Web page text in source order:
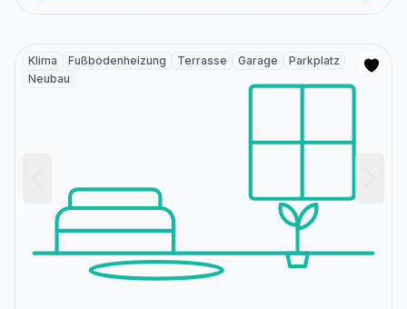
Klima Fußbodenheizung Terrasse Garage
Parkplatz
Neubau